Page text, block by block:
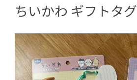
ちいかわ ギフトタ